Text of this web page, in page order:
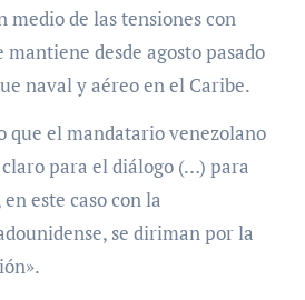
medio de las tensiones con
mantiene desde agosto pasado
naval y aéreo en el Caribe.
que el mandatario venezolano
para el diálogo (…) para
este caso con la
se diriman por la